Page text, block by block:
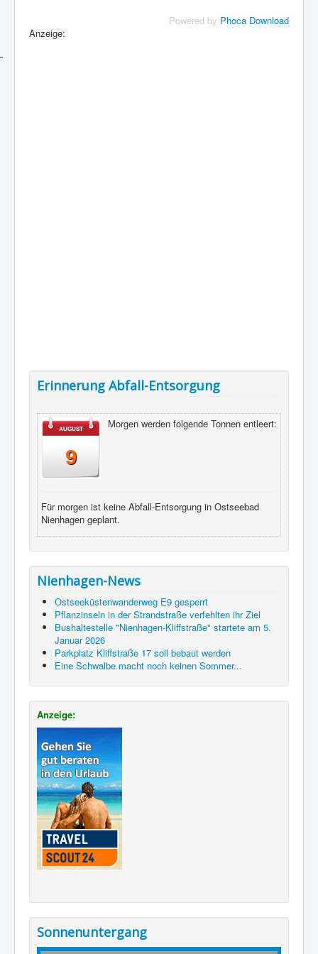
Powered by Phoca Download
Anzeige:
Erinnerung Abfall-Entsorgung
AUGUST
9
Morgen werden folgende Tonnen entleert:
Für morgen ist keine Abfall-Entsorgung in Ostseebad
Nienhagen geplant.
Nienhagen-News
Ostseeküstenwanderweg E9 gesperrt
Pflanzinseln in der Strandstraße verfehlten ihr Ziel
Bushaltestelle "Nienhagen-Kliffstraße" startete am 5.
Januar 2026
Parkplatz Kliffstraße 17 soll bebaut werden
Eine Schwalbe macht noch keinen Sommer...
Anzeige:
Sonnenuntergang